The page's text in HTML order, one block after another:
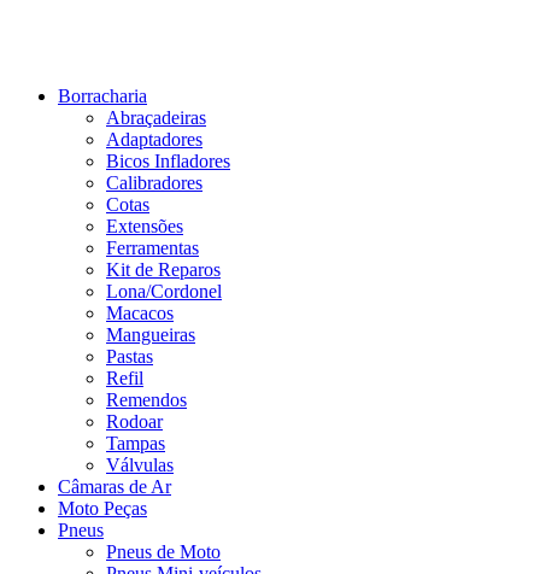
Borracharia
Abraçadeiras
Adaptadores
Bicos Infladores
Calibradores
Cotas
Extensões
Ferramentas
Kit de Reparos
Lona/Cordonel
Macacos
Mangueiras
Pastas
Refil
Remendos
Rodoar
Tampas
Válvulas
Câmaras de Ar
Moto Peças
Pneus
Pneus de Moto